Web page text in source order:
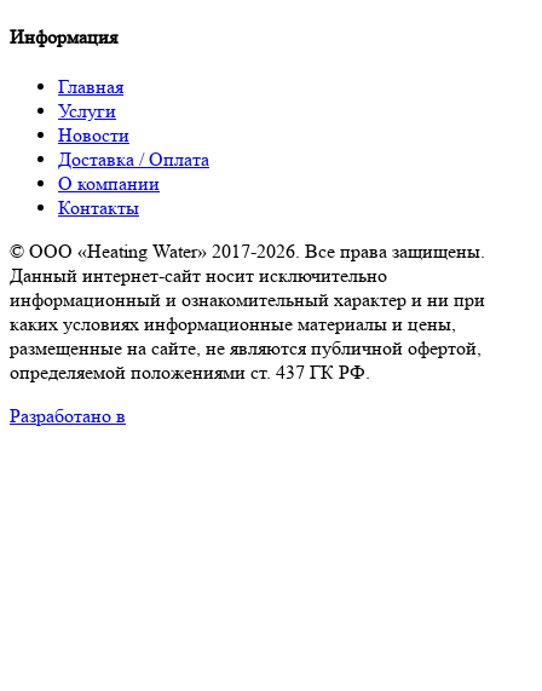
Информация
Главная
Услуги
Новости
Доставка / Оплата
О компании
Контакты
© ООО «Heating Water» 2017-2026. Все права защищены.
Данный интернет-сайт носит исключительно
информационный и ознакомительный характер и ни при
каких условиях информационные материалы и цены,
размещенные на сайте, не являются публичной офертой,
определяемой положениями ст. 437 ГК РФ.
Разработано в